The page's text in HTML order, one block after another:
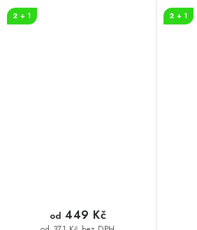
2 + 1
od 449 Kč
2 + 1